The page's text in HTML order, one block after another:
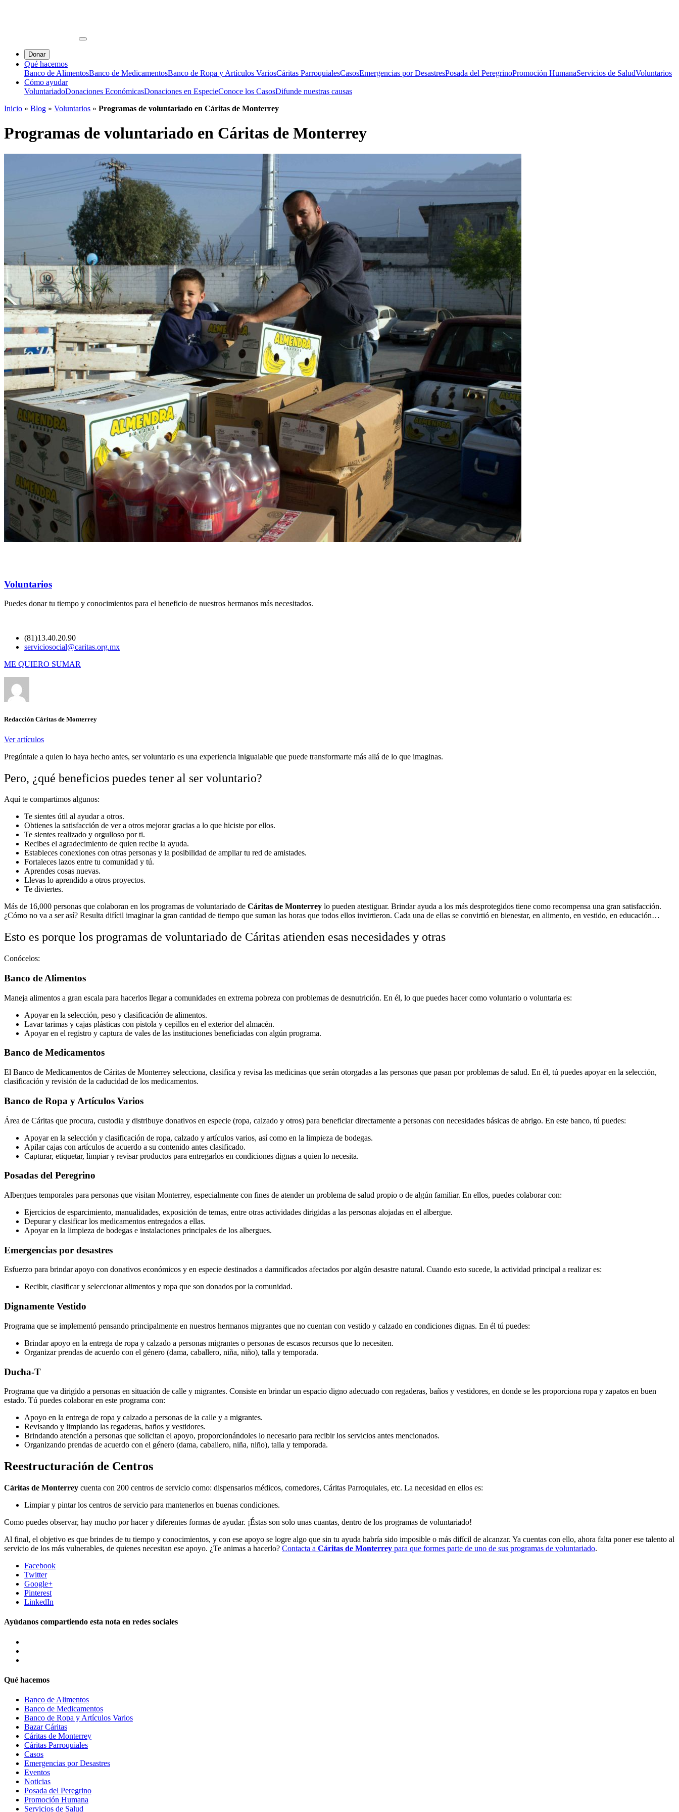
Donar
Qué hacemos
Banco de AlimentosBanco de MedicamentosBanco de Ropa y Artículos VariosCáritas ParroquialesCasosEmergencias por DesastresPosada del PeregrinoPromoción HumanaServicios de SaludVoluntarios
Cómo ayudar
VoluntariadoDonaciones EconómicasDonaciones en EspecieConoce los CasosDifunde nuestras causas
Inicio » Blog » Voluntarios » Programas de voluntariado en Cáritas de Monterrey
Programas de voluntariado en Cáritas de Monterrey
Voluntarios
Puedes donar tu tiempo y conocimientos para el beneficio de nuestros hermanos más necesitados.
(81)13.40.20.90
serviciosocial@caritas.org.mx
ME QUIERO SUMAR
Redacción Cáritas de Monterrey
Ver artículos
Pregúntale a quien lo haya hecho antes, ser voluntario es una experiencia inigualable que puede transformarte más allá de lo que imaginas.
Pero, ¿qué beneficios puedes tener al ser voluntario?
Aquí te compartimos algunos:
Te sientes útil al ayudar a otros.
Obtienes la satisfacción de ver a otros mejorar gracias a lo que hiciste por ellos.
Te sientes realizado y orgulloso por ti.
Recibes el agradecimiento de quien recibe la ayuda.
Estableces conexiones con otras personas y la posibilidad de ampliar tu red de amistades.
Fortaleces lazos entre tu comunidad y tú.
Aprendes cosas nuevas.
Llevas lo aprendido a otros proyectos.
Te diviertes.
Más de 16,000 personas que colaboran en los programas de voluntariado de Cáritas de Monterrey lo pueden atestiguar. Brindar ayuda a los más desprotegidos tiene como recompensa una gran satisfacción.
¿Cómo no va a ser así? Resulta difícil imaginar la gran cantidad de tiempo que suman las horas que todos ellos invirtieron. Cada una de ellas se convirtió en bienestar, en alimento, en vestido, en educación…
Esto es porque los programas de voluntariado de Cáritas atienden esas necesidades y otras
Conócelos:
Banco de Alimentos
Maneja alimentos a gran escala para hacerlos llegar a comunidades en extrema pobreza con problemas de desnutrición. En él, lo que puedes hacer como voluntario o voluntaria es:
Apoyar en la selección, peso y clasificación de alimentos.
Lavar tarimas y cajas plásticas con pistola y cepillos en el exterior del almacén.
Apoyar en el registro y captura de vales de las instituciones beneficiadas con algún programa.
Banco de Medicamentos
El Banco de Medicamentos de Cáritas de Monterrey selecciona, clasifica y revisa las medicinas que serán otorgadas a las personas que pasan por problemas de salud. En él, tú puedes apoyar en la selección,
clasificación y revisión de la caducidad de los medicamentos.
Banco de Ropa y Artículos Varios
Área de Cáritas que procura, custodia y distribuye donativos en especie (ropa, calzado y otros) para beneficiar directamente a personas con necesidades básicas de abrigo. En este banco, tú puedes:
Apoyar en la selección y clasificación de ropa, calzado y artículos varios, así como en la limpieza de bodegas.
Apilar cajas con artículos de acuerdo a su contenido antes clasificado.
Capturar, etiquetar, limpiar y revisar productos para entregarlos en condiciones dignas a quien lo necesita.
Posadas del Peregrino
Albergues temporales para personas que visitan Monterrey, especialmente con fines de atender un problema de salud propio o de algún familiar. En ellos, puedes colaborar con:
Ejercicios de esparcimiento, manualidades, exposición de temas, entre otras actividades dirigidas a las personas alojadas en el albergue.
Depurar y clasificar los medicamentos entregados a ellas.
Apoyar en la limpieza de bodegas e instalaciones principales de los albergues.
Emergencias por desastres
Esfuerzo para brindar apoyo con donativos económicos y en especie destinados a damnificados afectados por algún desastre natural. Cuando esto sucede, la actividad principal a realizar es:
Recibir, clasificar y seleccionar alimentos y ropa que son donados por la comunidad.
Dignamente Vestido
Programa que se implementó pensando principalmente en nuestros hermanos migrantes que no cuentan con vestido y calzado en condiciones dignas. En él tú puedes:
Brindar apoyo en la entrega de ropa y calzado a personas migrantes o personas de escasos recursos que lo necesiten.
Organizar prendas de acuerdo con el género (dama, caballero, niña, niño), talla y temporada.
Ducha-T
Programa que va dirigido a personas en situación de calle y migrantes. Consiste en brindar un espacio digno adecuado con regaderas, baños y vestidores, en donde se les proporciona ropa y zapatos en buen
estado. Tú puedes colaborar en este programa con:
Apoyo en la entrega de ropa y calzado a personas de la calle y a migrantes.
Revisando y limpiando las regaderas, baños y vestidores.
Brindando atención a personas que solicitan el apoyo, proporcionándoles lo necesario para recibir los servicios antes mencionados.
Organizando prendas de acuerdo con el género (dama, caballero, niña, niño), talla y temporada.
Reestructuración de Centros
Cáritas de Monterrey cuenta con 200 centros de servicio como: dispensarios médicos, comedores, Cáritas Parroquiales, etc. La necesidad en ellos es:
Limpiar y pintar los centros de servicio para mantenerlos en buenas condiciones.
Como puedes observar, hay mucho por hacer y diferentes formas de ayudar. ¡Éstas son solo unas cuantas, dentro de los programas de voluntariado!
Al final, el objetivo es que brindes de tu tiempo y conocimientos, y con ese apoyo se logre algo que sin tu ayuda habría sido imposible o más difícil de alcanzar. Ya cuentas con ello, ahora falta poner ese talento al
servicio de los más vulnerables, de quienes necesitan ese apoyo. ¿Te animas a hacerlo? Contacta a Cáritas de Monterrey para que formes parte de uno de sus programas de voluntariado.
Facebook
Twitter
Google+
Pinterest
LinkedIn
Ayúdanos compartiendo esta nota en redes sociales
Qué hacemos
Banco de Alimentos
Banco de Medicamentos
Banco de Ropa y Artículos Varios
Bazar Cáritas
Cáritas de Monterrey
Cáritas Parroquiales
Casos
Emergencias por Desastres
Eventos
Noticias
Posada del Peregrino
Promoción Humana
Servicios de Salud